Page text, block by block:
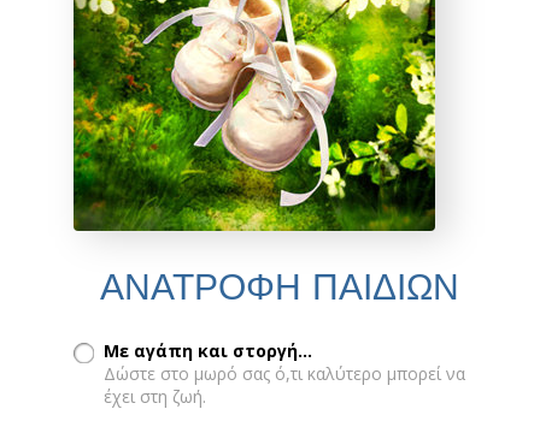
ΑΝΑΤΡΟΦΗ ΠΑΙΔΙΩΝ
Με αγάπη και στοργή...
Δώστε στο μωρό σας ό,τι καλύτερο μπορεί να
έχει στη ζωή.